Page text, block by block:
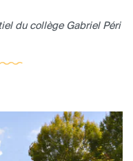
du collège Gabriel Péri